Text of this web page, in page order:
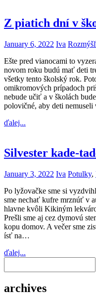
Z piatich dní v
January 6, 2022 Iva
Ešte pred vianocami to
novom roku budú mať deti
všetky tento školský rok.
omikromových prípadoch
nebude učiť a v školách
polovičné, aby deti
ďalej...
Silvester kade-
January 3, 2022 Iva Potulky,
Po lyžovačke sme si
sme nechať kufre mrznúť v
hlavne kvôli Kikiným
Prešli sme aj cez dymovú
kopu domov. A večer sme
ísť na…
ďalej...
archives